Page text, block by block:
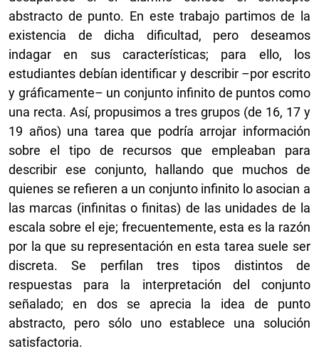
abstracto de punto. En este trabajo partimos de la
existencia de dicha dificultad, pero deseamos
indagar en sus características; para ello, los
estudiantes debían identificar y describir –por escrito
y gráficamente– un conjunto infinito de puntos como
una recta. Así, propusimos a tres grupos (de 16, 17 y
19 años) una tarea que podría arrojar información
sobre el tipo de recursos que empleaban para
describir ese conjunto, hallando que muchos de
quienes se refieren a un conjunto infinito lo asocian a
las marcas (infinitas o finitas) de las unidades de la
escala sobre el eje; frecuentemente, esta es la razón
por la que su representación en esta tarea suele ser
discreta. Se perfilan tres tipos distintos de
respuestas para la interpretación del conjunto
señalado; en dos se aprecia la idea de punto
abstracto, pero sólo uno establece una solución
satisfactoria.